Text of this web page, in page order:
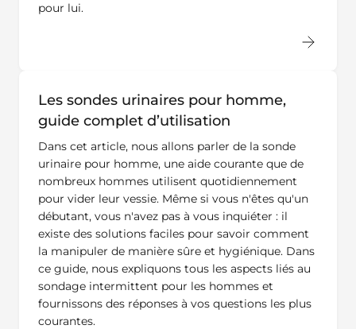
pour lui.
Les sondes urinaires pour homme,
guide complet d’utilisation
Dans cet article, nous allons parler de la sonde
urinaire pour homme, une aide courante que de
nombreux hommes utilisent quotidiennement
pour vider leur vessie. Même si vous n'êtes qu'un
débutant, vous n'avez pas à vous inquiéter : il
existe des solutions faciles pour savoir comment
la manipuler de manière sûre et hygiénique. Dans
ce guide, nous expliquons tous les aspects liés au
sondage intermittent pour les hommes et
fournissons des réponses à vos questions les plus
courantes.